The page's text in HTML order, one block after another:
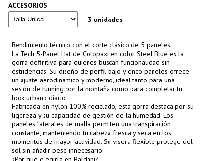
ACCESORIOS
3 unidades
Rendimiento técnico con el corte clásico de 5 paneles.
La Tech 5-Panel Hat de Cotopaxi en color Steel Blue es la
gorra definitiva para quienes buscan funcionalidad sin
estridencias. Su diseño de perfil bajo y cinco paneles ofrece
un ajuste aerodinámico y moderno, ideal tanto para una
sesión de running por la montaña como para completar tu
look urbano diario.
Fabricada en nylon 100% reciclado, esta gorra destaca por su
ligereza y su capacidad de gestión de la humedad. Los
paneles laterales de malla permiten una transpiración
constante, manteniendo tu cabeza fresca y seca en los
momentos de mayor actividad. Su visera flexible protege del
sol sin añadir peso innecesario.
¿Por qué elegirla en Baldani?